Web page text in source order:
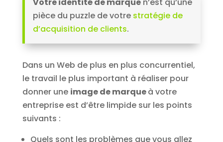
Votre identité de marquen’est qu’une
pièce du puzzle de votre stratégie de
d’acquisition de clients.
Dans un Web de plus en plus concurrentiel,
le travail le plus important à réaliser pour
donner une image de marqueà votre
entreprise est d’être limpide sur les points
suivants :
Quels sont les problèmes que vous allez